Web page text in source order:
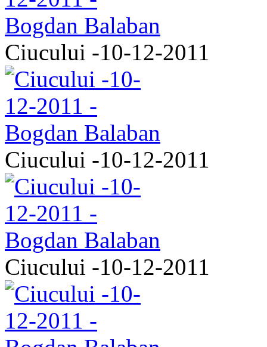
Ciucului -10-12-2011
Ciucului -10-12-2011
Ciucului -10-12-2011